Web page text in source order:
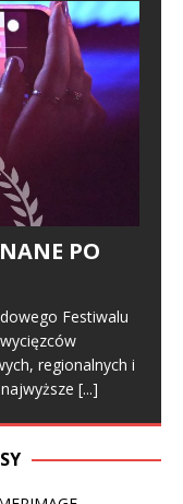
PO
Festiwalu
regionalnych i
[...]